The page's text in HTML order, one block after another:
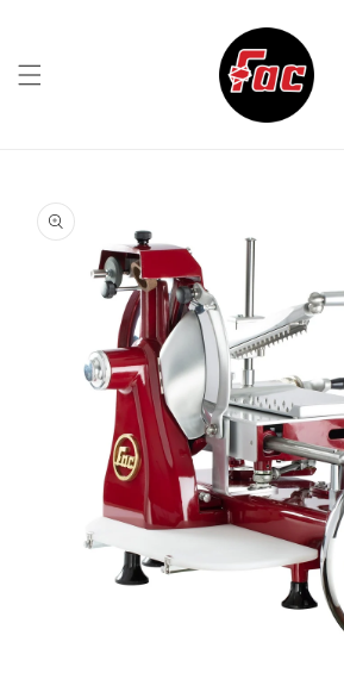
informazioni
sul prodotto